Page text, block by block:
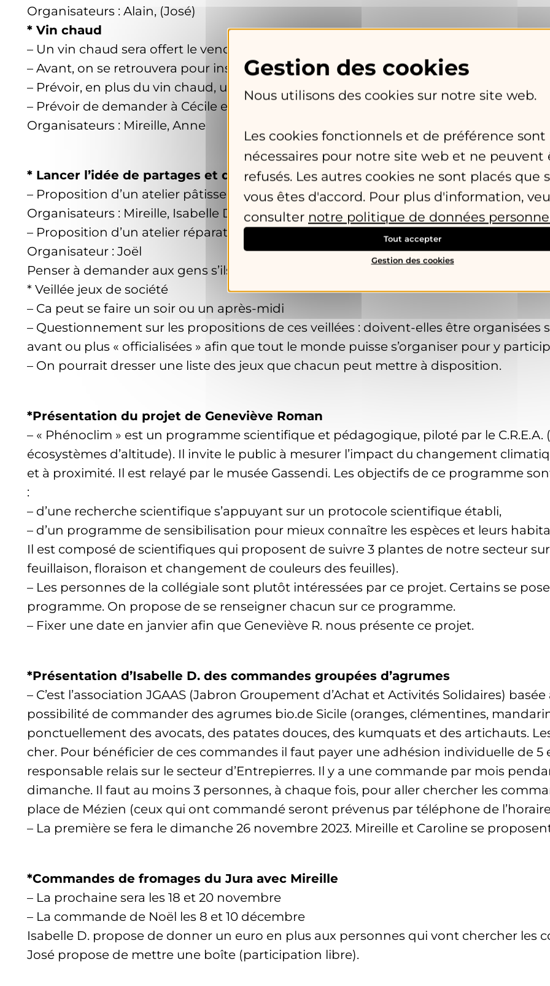
Organisateurs : Alain, (José)
* Vin chaud
– Un vin chaud sera offert le vendredi 15 décembre 2023 à partir de 17 h.
– Avant, on se retrouvera pour installer les décorations qui auront été faites quelques
– Prévoir, en plus du vin chaud, un jus de pommes chaud et un buffet partagé.
– Prévoir de demander à Cécile et Gilles, Gigi ou Dan de l’électricité pour allumer les
Organisateurs : Mireille, Anne
* Lancer l’idée de partages et d’échanges suite à la conférence d’Alain Duez
– Proposition d’un atelier pâtisserie/confiserie chez « l’habitant » (mi- novembre/
Organisateurs : Mireille, Isabelle D.
– Proposition d’un atelier réparation de vélo chez Joël et Anaïs (mi-novembre /début
Organisateur : Joël
Penser à demander aux gens s’ils ont des demandes à la fin de chaque proposition.
* Veillée jeux de société
– Ca peut se faire un soir ou un après-midi
– Questionnement sur les propositions de ces veillées : doivent-elles être organisées
avant ou plus « officialisées » afin que tout le monde puisse s’organiser pour y
– On pourrait dresser une liste des jeux que chacun peut mettre à disposition.
*Présentation du projet de Geneviève Roman
– « Phénoclim » est un programme scientifique et pédagogique, piloté par le C.R.E.A.
écosystèmes d’altitude). Il invite le public à mesurer l’impact du changement
et à proximité. Il est relayé par le musée Gassendi. Les objectifs de ce programme
:
– d’une recherche scientifique s’appuyant sur un protocole scientifique établi,
– d’un programme de sensibilisation pour mieux connaître les espèces et leurs
Il est composé de scientifiques qui proposent de suivre 3 plantes de notre secteur
feuillaison, floraison et changement de couleurs des feuilles).
– Les personnes de la collégiale sont plutôt intéressées par ce projet. Certains se
programme. On propose de se renseigner chacun sur ce programme.
– Fixer une date en janvier afin que Geneviève R. nous présente ce projet.
*Présentation d’Isabelle D. des commandes groupées d’agrumes
– C’est l’association JGAAS (Jabron Groupement d’Achat et Activités Solidaires)
possibilité de commander des agrumes bio.de Sicile (oranges, clémentines,
ponctuellement des avocats, des patates douces, des kumquats et des artichauts.
cher. Pour bénéficier de ces commandes il faut payer une adhésion individuelle de 5
responsable relais sur le secteur d’Entrepierres. Il y a une commande par mois
dimanche. Il faut au moins 3 personnes, à chaque fois, pour aller chercher les
place de Mézien (ceux qui ont commandé seront prévenus par téléphone de
– La première se fera le dimanche 26 novembre 2023. Mireille et Caroline se
*Commandes de fromages du Jura avec Mireille
– La prochaine sera les 18 et 20 novembre
– La commande de Noël les 8 et 10 décembre
Isabelle D. propose de donner un euro en plus aux personnes qui vont chercher les
José propose de mettre une boîte (participation libre).
Nous utilisons des cookies sur notre site web.
Les cookies fonctionnels et de préférence sont
nécessaires pour notre site web et ne peuvent
refusés. Les autres cookies ne sont placés que
vous êtes d'accord. Pour plus d'information,
consulter notre politique de données
Tout accepter
Gestion des cookies